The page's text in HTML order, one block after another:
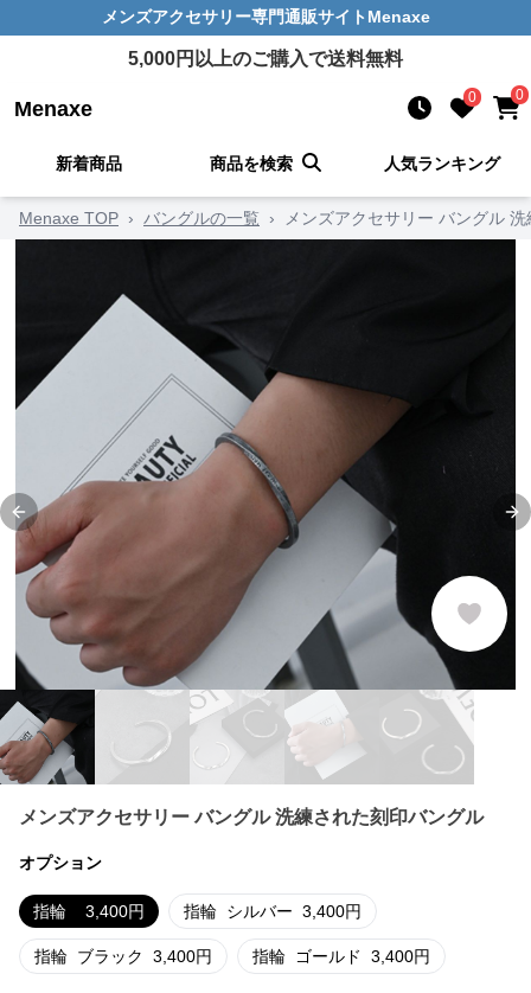
メンズアクセサリー専門通販サイト Menaxe
5,000円以上のご購入で送料無料
Menaxe 0 0
新着商品 商品を検索 人気ランキング
Menaxe TOP › バングルの一覧 › メンズアクセサリー バングル
Previous slide
メンズアクセサリー バングル 洗練された刻印バングル
オプション
指輪 3,400円 指輪 シルバー 3,400円
指輪 ブラック 3,400円 指輪 ゴールド 3,400円